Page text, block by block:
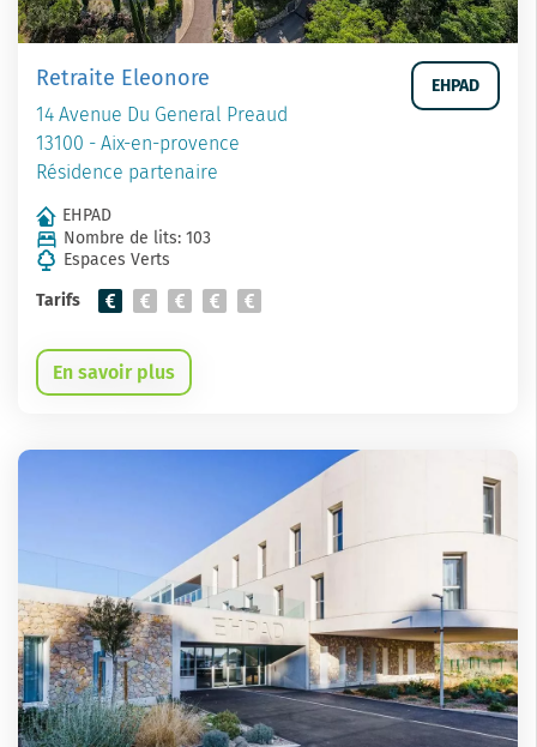
Retraite Eleonore
14 Avenue Du General Preaud
13100 - Aix-en-provence
Résidence partenaire
EHPAD
EHPAD
Nombre de lits: 103
Espaces Verts
Tarifs
En savoir plus